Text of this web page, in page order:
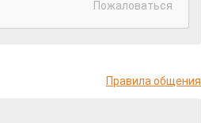
Пожаловаться
Правила общения